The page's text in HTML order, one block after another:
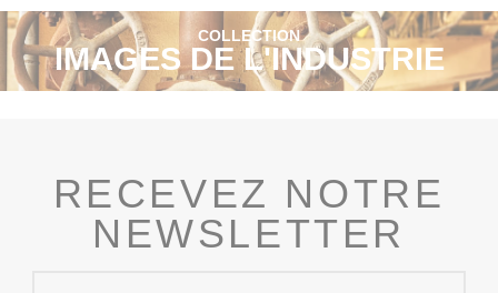
COLLECTION
IMAGES DE L'INDUSTRIE
RECEVEZ NOTRE
NEWSLETTER